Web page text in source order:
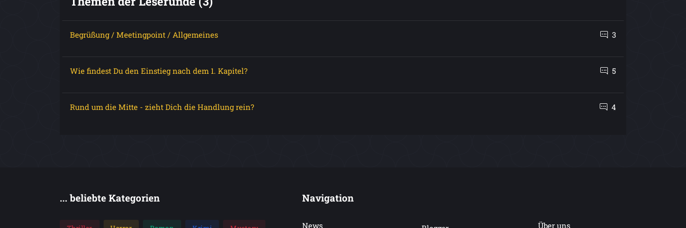
Begrüßung / Meetingpoint / Allgemeines 3
Wie findest Du den Einstieg nach dem 1. Kapitel? 5
Rund um die Mitte - zieht Dich die Handlung rein? 4
... beliebte Kategorien Navigation
News Über uns